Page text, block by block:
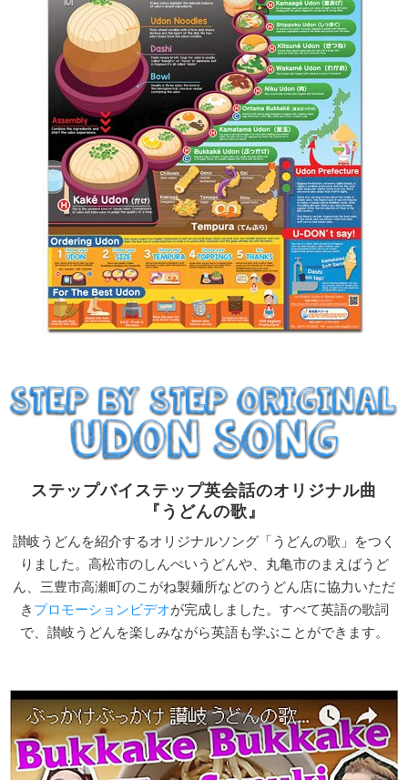
ステップバイステップ英会話のオリジナル曲
『うどんの歌』
讃岐うどんを紹介するオリジナルソング「うどんの歌」をつく
りました。高松市のしんぺいうどんや、丸亀市のまえばうど
ん、三豊市高瀬町のこがね製麺所などのうどん店に協力いただ
き プロモーションビデオが完成しました。すべて英語の歌詞
で、讃岐うどんを楽しみながら英語も学ぶことができます。